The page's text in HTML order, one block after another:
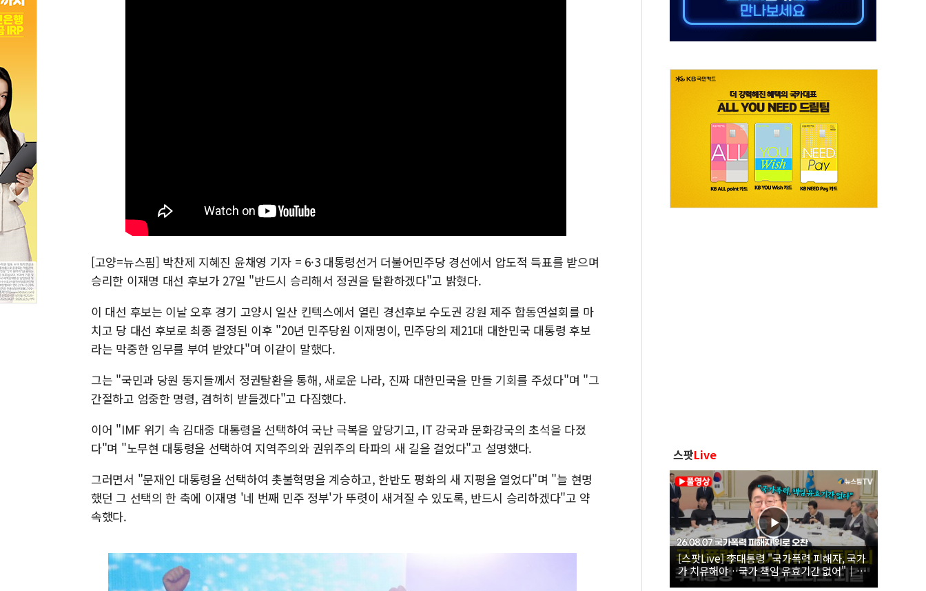
남동발전, 해남군에 국내 최대 규모 400MW 태양광 착공…여의도 1.6배 규모
[고양=뉴스핌] 박찬제 지혜진 윤채영 기자 = 6·3 대통령선거 더불어민주당 경선에서 압도적 득표를 받으며
승리한 이재명 대선 후보가 27일 "반드시 승리해서 정권을 탈환하겠다"고 밝혔다.
이 대선 후보는 이날 오후 경기 고양시 일산 킨텍스에서 열린 경선후보 수도권 강원 제주 합동연설회를 마
치고 당 대선 후보로 최종 결정된 이후 "20년 민주당원 이재명이, 민주당의 제21대 대한민국 대통령 후보
라는 막중한 임무를 부여 받았다"며 이같이 말했다.
그는 "국민과 당원 동지들께서 정권탈환을 통해, 새로운 나라, 진짜 대한민국을 만들 기회를 주셨다"며 "그
간절하고 엄중한 명령, 겸허히 받들겠다"고 다짐했다.
이어 "IMF 위기 속 김대중 대통령을 선택하여 국난 극복을 앞당기고, IT 강국과 문화강국의 초석을 다졌
다"며 "노무현 대통령을 선택하여 지역주의와 권위주의 타파의 새 길을 걸었다"고 설명했다.
그러면서 "문재인 대통령을 선택하여 촛불혁명을 계승하고, 한반도 평화의 새 지평을 열었다"며 "늘 현명
했던 그 선택의 한 축에 이재명 '네 번째 민주 정부'가 뚜렷이 새겨질 수 있도록, 반드시 승리하겠다"고 약
속했다.
스팟Live
[스팟Live] 李대통령 "국가폭력 피해자, 국가
가 치유해야…국가 책임 유효기간 없어"｜
26.08.07 국가폭력 피해자 위로 오찬